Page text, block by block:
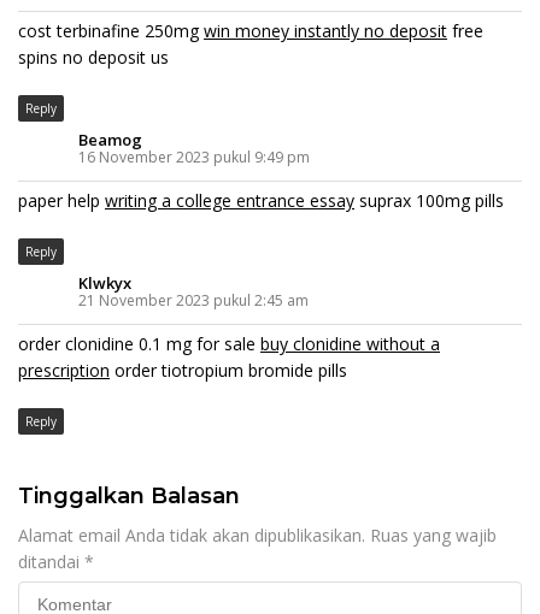
cost terbinafine 250mgwin money instantly no deposit free
spins no deposit us
Reply
Beamog
16 November 2023 pukul 9:49 pm
paper help writing a college entrance essay suprax 100mg pills
Reply
Klwkyx
21 November 2023 pukul 2:45 am
order clonidine 0.1 mg for sale buy clonidine without a
prescription order tiotropium bromide pills
Reply
Tinggalkan Balasan
Alamat email Anda tidak akan dipublikasikan. Ruas yang wajib
ditandai *